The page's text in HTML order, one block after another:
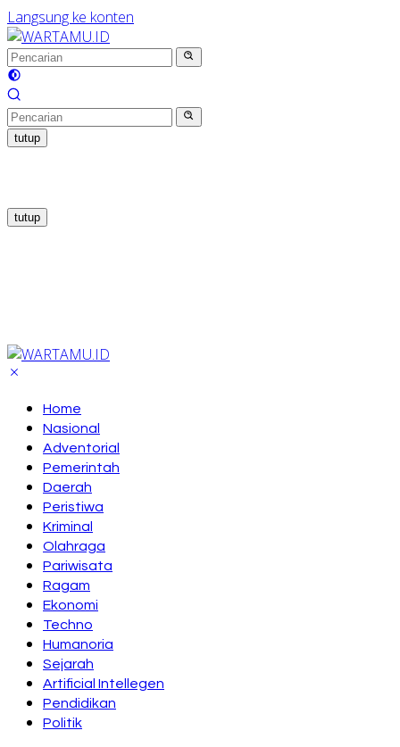
Langsung ke konten
tutup
tutup
Home
Nasional
Adventorial
Pemerintah
Daerah
Peristiwa
Kriminal
Olahraga
Pariwisata
Ragam
Ekonomi
Techno
Humanoria
Sejarah
Artificial Intellegen
Pendidikan
Politik